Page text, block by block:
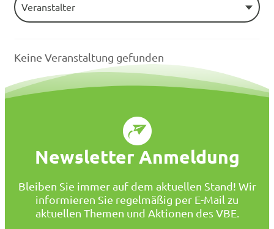
Veranstalter
Keine Veranstaltung gefunden
Newsletter Anmeldung
Bleiben Sie immer auf dem aktuellen Stand! Wir
informieren Sie regelmäßig per E-Mail zu
aktuellen Themen und Aktionen des VBE.